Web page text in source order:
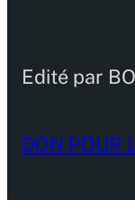
Edité par
DON POUR